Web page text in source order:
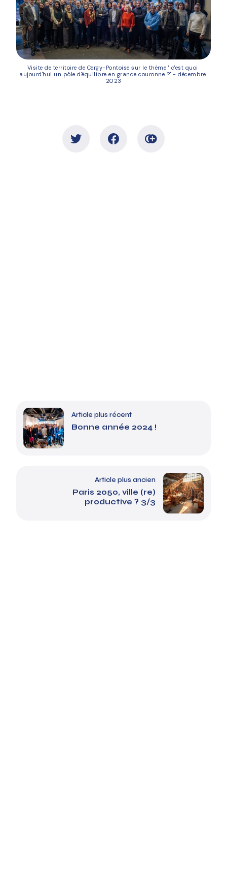
Visite de territoire de Cergy-Pontoise sur le thème " c'est quoi
aujourd'hui un pôle d'équilibre en grande couronne ?" - décembre
2023
Article plus récent
Bonne année 2024 !
Article plus ancien
Paris 2050, ville (re)
productive ? 3/3